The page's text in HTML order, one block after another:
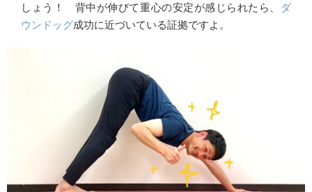
しょう！ 背中が伸びて重心の安定が感じられたら、
ダ
ウンドッグ成功に近づいている証拠ですよ。